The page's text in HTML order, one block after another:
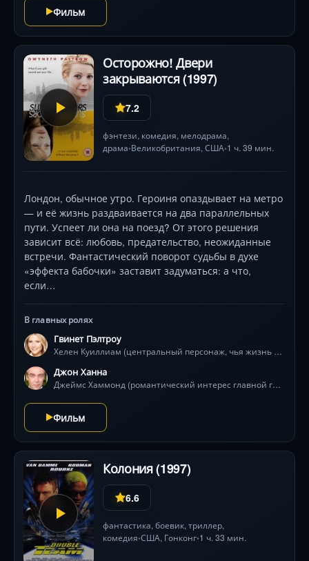
когда всё против тебя.
Фильм
Осторожно! Двери
закрываются (1997)
7.2
фэнтези, комедия, мелодрама,
драма•Великобритания, США•1 ч. 39 мин.
Лондон, обычное утро. Героиня опаздывает на метро
— и её жизнь раздваивается на два параллельных
пути. Успеет ли она на поезд? От этого решения
зависит всё: любовь, предательство, неожиданные
встречи. Фантастический поворот судьбы в духе
«эффекта бабочки» заставит задуматься: а что,
если…
В главных ролях
Гвинет Пэлтроу
Хелен Куиллиам (центральный персонаж, чья жизнь показывается в двух параллельных реальностях)
Джон Ханна
Джеймс Хаммонд (романтический интерес главной героини, писатель)
Фильм
Колония (1997)
6.6
фантастика, боевик, триллер,
комедия•США, Гонконг•1 ч. 33 мин.